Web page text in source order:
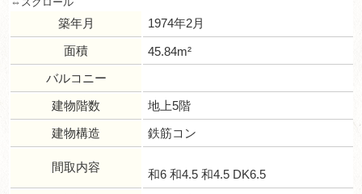
築年月
1974年2月
面積
45.84m²
バルコニー
建物階数
地上5階
建物構造
鉄筋コン
間取内容
和6 和4.5 和4.5 DK6.5